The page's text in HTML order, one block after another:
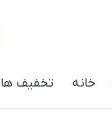
خانه تخفیف ها